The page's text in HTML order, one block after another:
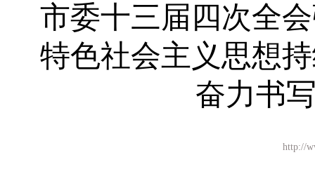
市委十三届四次全
特色社会主义思想
奋力书
http://